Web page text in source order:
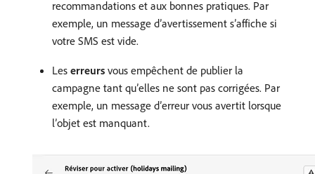
recommandations et aux bonnes pratiques. Par
exemple, un message d’avertissement s’affiche si
votre SMS est vide.
Les erreurs vous empêchent de publier la
campagne tant qu’elles ne sont pas corrigées. Par
exemple, un message d’erreur vous avertit lorsque
l’objet est manquant.